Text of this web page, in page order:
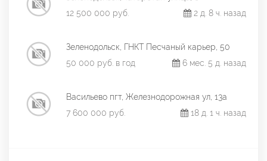
12 500 000 руб.
2 д. 8 ч. назад
Зеленодольск, ГНКТ Песчаный карьер, 50
50 000 руб. в год
6 мес. 5 д. назад
Васильево пгт, Железнодорожная ул, 13а
7 600 000 руб.
18 д. 1 ч. назад